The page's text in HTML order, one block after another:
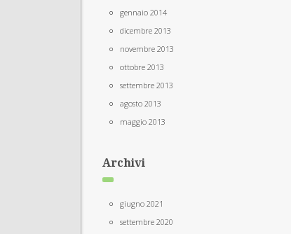
gennaio 2014
dicembre 2013
novembre 2013
ottobre 2013
settembre 2013
agosto 2013
maggio 2013
Archivi
giugno 2021
settembre 2020